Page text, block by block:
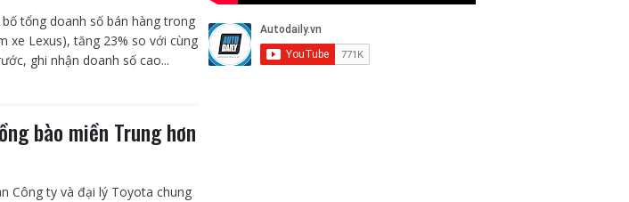
tổng doanh số bán hàng trong
xe Lexus), tăng 23% so với cùng
ghi nhận doanh số cao...
bào miền Trung hơn
Công ty và đại lý Toyota chung